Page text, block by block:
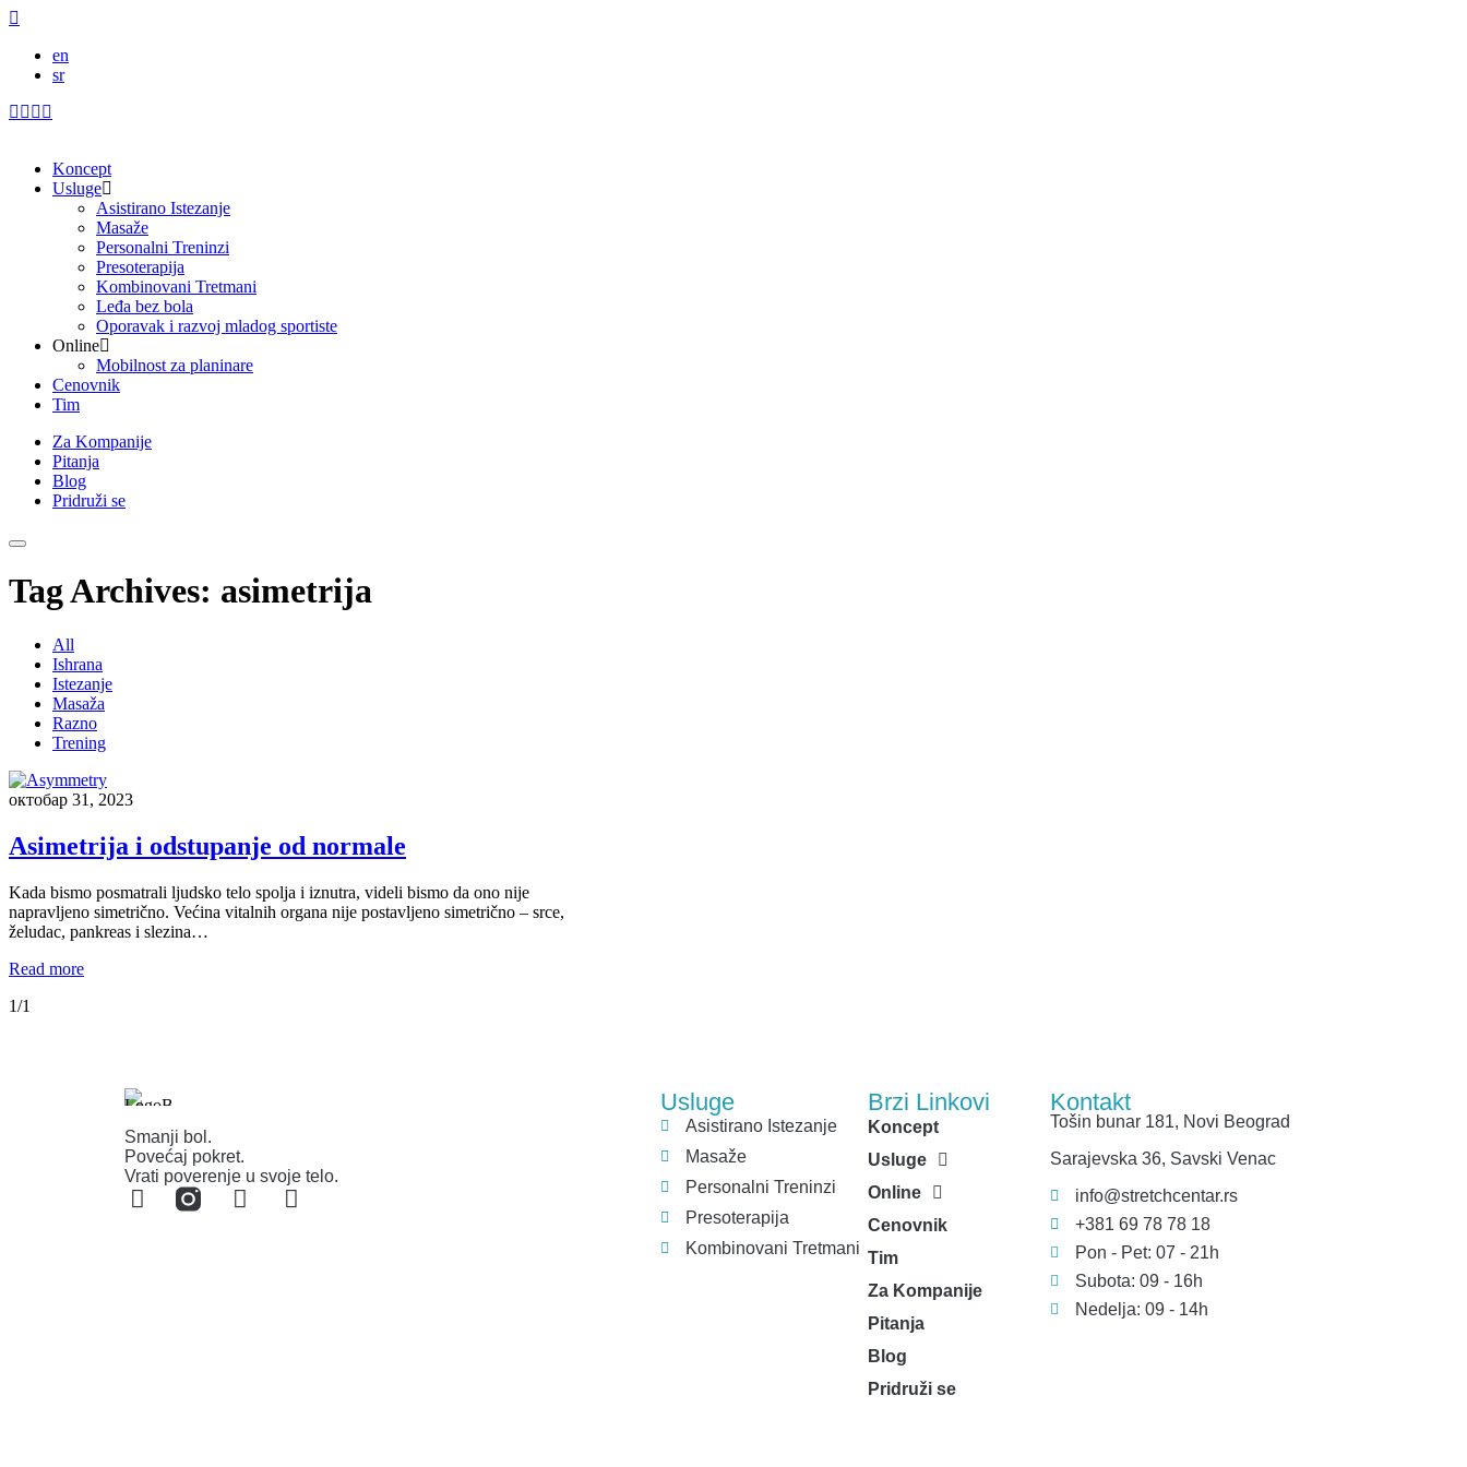
content
en
sr
Koncept
Usluge
Asistirano Istezanje
Masaže
Personalni Treninzi
Presoterapija
Kombinovani Tretmani
Leđa bez bola
Oporavak i razvoj mladog sportiste
Online
Mobilnost za planinare
Cenovnik
Tim
Za Kompanije
Pitanja
Blog
Pridruži se
Tag Archives: asimetrija
All
Ishrana
Istezanje
Masaža
Razno
Trening
октобар 31, 2023
Asimetrija i odstupanje od normale
Kada bismo posmatrali ljudsko telo spolja i iznutra, videli bismo da ono nije
napravljeno simetrično. Većina vitalnih organa nije postavljeno simetrično – srce,
želudac, pankreas i slezina…
Read more
1/1
Smanji bol.
Povećaj pokret.
Vrati poverenje u svoje telo.
Usluge
Asistirano Istezanje
Masaže
Personalni Treninzi
Presoterapija
Kombinovani Tretmani
Brzi Linkovi
Koncept
Usluge
Online
Cenovnik
Tim
Za Kompanije
Pitanja
Blog
Pridruži se
Kontakt
Tošin bunar 181, Novi Beograd
Sarajevska 36, Savski Venac
info@stretchcentar.rs
+381 69 78 78 18
Pon - Pet: 07 - 21h
Subota: 09 - 16h
Nedelja: 09 - 14h